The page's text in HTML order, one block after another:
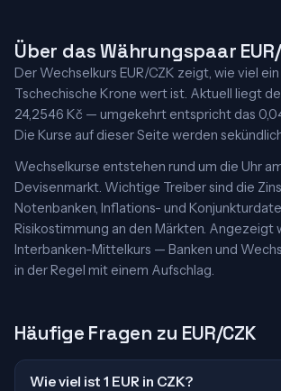
Über das Währungspaar EUR/
Der Wechselkurs EUR/CZK zeigt, wie viel ein
Tschechische Krone wert ist. Aktuell liegt
24,2546 Kč — umgekehrt entspricht das
Die Kurse auf dieser Seite werden
Wechselkurse entstehen rund um die Uhr
Devisenmarkt. Wichtige Treiber sind die
Notenbanken, Inflations- und
Risikostimmung an den Märkten. Angezeigt
Interbanken-Mittelkurs — Banken und
in der Regel mit einem Aufschlag.
Häufige Fragen zu EUR/CZK
Wie viel ist 1 EUR in CZK?